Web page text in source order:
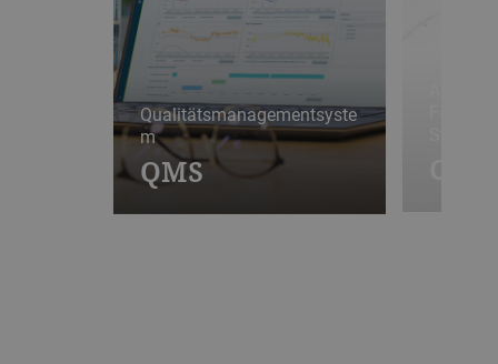
Qualitätsmanagementsyste
m
QMS